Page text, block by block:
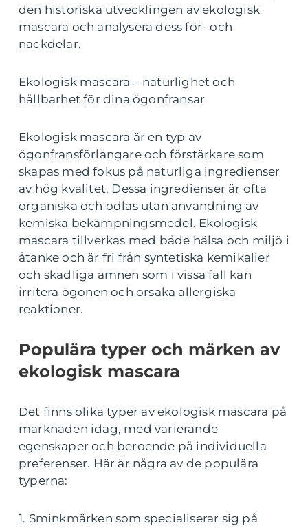
den historiska utvecklingen av ekologisk
mascara och analysera dess för- och
nackdelar.
Ekologisk mascara – naturlighet och
hållbarhet för dina ögonfransar
Ekologisk mascara är en typ av
ögonfransförlängare och förstärkare som
skapas med fokus på naturliga ingredienser
av hög kvalitet. Dessa ingredienser är ofta
organiska och odlas utan användning av
kemiska bekämpningsmedel. Ekologisk
mascara tillverkas med både hälsa och miljö i
åtanke och är fri från syntetiska kemikalier
och skadliga ämnen som i vissa fall kan
irritera ögonen och orsaka allergiska
reaktioner.
Populära typer och märken av
ekologisk mascara
Det finns olika typer av ekologisk mascara på
marknaden idag, med varierande
egenskaper och beroende på individuella
preferenser. Här är några av de populära
typerna:
1. Sminkmärken som specialiserar sig på